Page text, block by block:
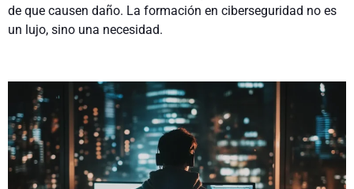
de que causen daño. La formación en ciberseguridad no es
un lujo, sino una necesidad.